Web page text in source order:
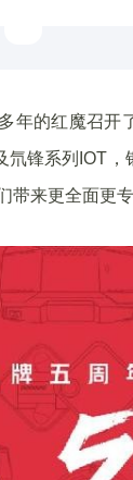
年的红魔召开
锋系列IOT，
带来更全面更